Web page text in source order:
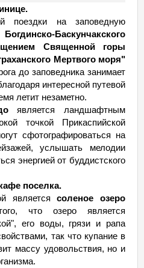
поездки на заповедную
Богдинско-Баскунчакского
Священной горы
Мертвого моря"
до заповедника занимает
интересной путевой
летит незаметно.
является ландшафтным
точкой Прикаспийской
сфотографироваться на
услышать мелодии
энергией от буддистского
поселка.
являетсясоленое озеро
что озеро является
его воды, грязи и рапа
так что купание в
массу удовольствия, но и